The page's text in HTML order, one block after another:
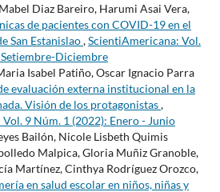
Diaz Bareiro, Harumi Asai Vera,
de pacientes con COVID-19 en el
San Estanislao,ScientiAmericana: Vol.
Diciembre
Isabel Patiño, Oscar Ignacio Parra
evaluación externa institucional en la
Visión de los protagonistas,
9 Núm. 1 (2022): Enero - Junio
Bailón, Nicole Lisbeth Quimis
Malpica, Gloria Muñiz Granoble,
Martínez, Cinthya Rodríguez Orozco,
en salud escolar en niños, niñas y